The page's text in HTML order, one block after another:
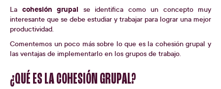
La cohesión grupal se identifica como un concepto muy
interesante que se debe estudiar y trabajar para lograr una mejor
productividad.
Comentemos un poco más sobre lo que es la cohesión grupal y
las ventajas de implementarlo en los grupos de trabajo.
¿QUÉ ES LA COHESIÓN GRUPAL?